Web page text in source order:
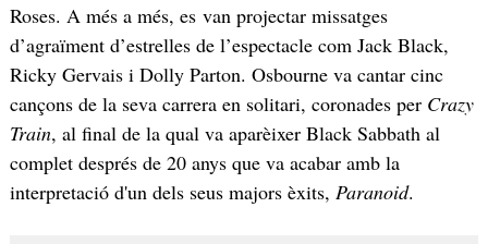
Roses. A més a més, es van projectar missatges
d’agraïment d’estrelles de l’espectacle com Jack Black,
Ricky Gervais i Dolly Parton. Osbourne va cantar cinc
cançons de la seva carrera en solitari, coronades per Crazy
Train, al final de la qual va aparèixer Black Sabbath al
complet després de 20 anys que va acabar amb la
interpretació d'un dels seus majors èxits, Paranoid.